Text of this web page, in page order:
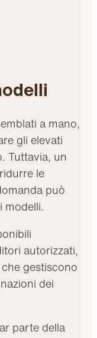
a mano,
gli elevati
Tuttavia, un
le
può
modelli.
autorizzati,
gestiscono
dei
parte della